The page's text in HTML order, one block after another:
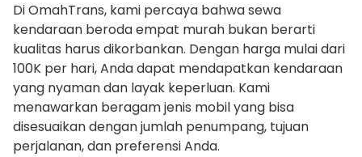
Di OmahTrans, kami percaya bahwa sewa
kendaraan beroda empat murah bukan berarti
kualitas harus dikorbankan. Dengan harga mulai dari
100K per hari, Anda dapat mendapatkan kendaraan
yang nyaman dan layak keperluan. Kami
menawarkan beragam jenis mobil yang bisa
disesuaikan dengan jumlah penumpang, tujuan
perjalanan, dan preferensi Anda.